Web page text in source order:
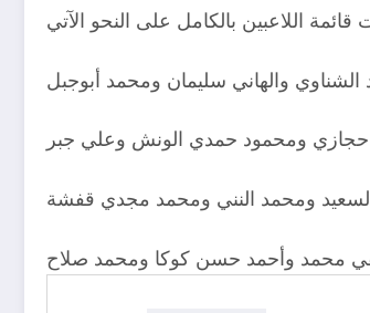
والهاني سليمان ومحمد أبوجبل
حجازي ومحمود حمدي الونش وعلي جبر
ومحمد النني ومحمد مجدي قفشة
وأحمد حسن كوكا ومحمد صلاح